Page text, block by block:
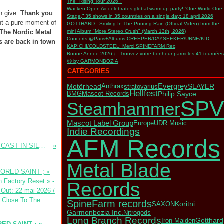
give. Thank you
a pure moment of
The Nordic Metal
are back in town
NOCTURNAL RITES / THUDERSTONE / CAST IN SILENCE (Photos, Paris oct 28, 2007)
The "Rising Tour 2026"!
Wacken Open Air celebrates global warm-up party! “One World One
Stage,” 35 shows in 35 countries on a single day: 18 april 2026
GOTTHARD - Smiling In The Pouring Rain (Official Video) from the
mini Album "More Stereo Crush" (March 13th, 2026)
Concerts @Paris+Albums CREEPER/DAYSEEKER/URNE/KID
KAPICHI/COLDSTEEL: Merci SPINEFARM Rec,
Bonne Annee 2026 ❕ : Trouvez votre bonheur parmi les 41 tournées
😉 by GARMONBOZIA
CATÉGORIES
MotörheadAnthraxstratovarius EvergreySLAYER
BMGMascot RecordsHellfestPhilip Sayce
SteamhammerSPV
Mascot Label GroupEuropeUDR Music
Indie Recordings
AFM Records
Metal Blade
Records
SpineFarm recordsSAXON Koritni
Garmonbozia Inc. Nitrogods
Long Branch Records Iron MaidenGotthard